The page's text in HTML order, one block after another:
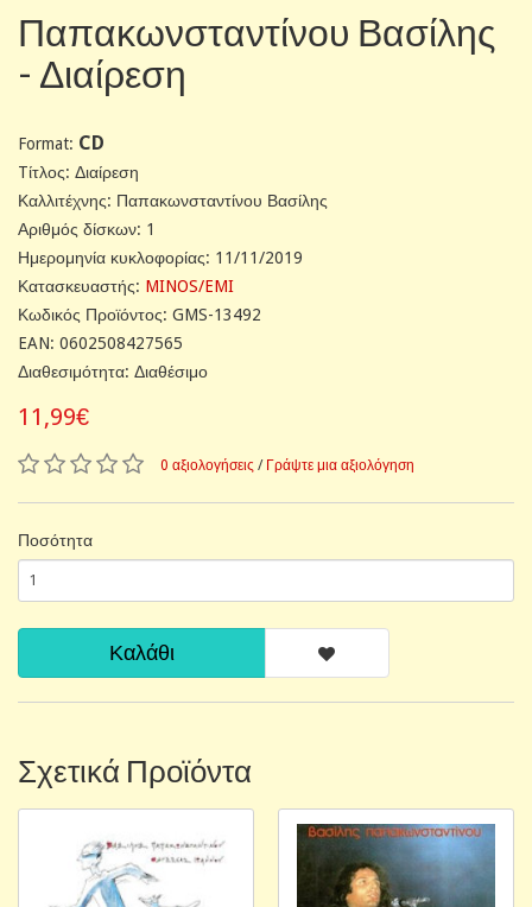
Παπακωνσταντίνου Βασίλης
- Διαίρεση
Format: CD
Tίτλος: Διαίρεση
Καλλιτέχνης: Παπακωνσταντίνου Βασίλης
Αριθμός δίσκων: 1
Ημερομηνία κυκλοφορίας: 11/11/2019
Κατασκευαστής: MINOS/EMI
Κωδικός Προϊόντος: GMS-13492
EAN: 0602508427565
Διαθεσιμότητα: Διαθέσιμο
11,99€
0 αξιολογήσεις / Γράψτε μια αξιολόγηση
Ποσότητα
Καλάθι
Σχετικά Προϊόντα